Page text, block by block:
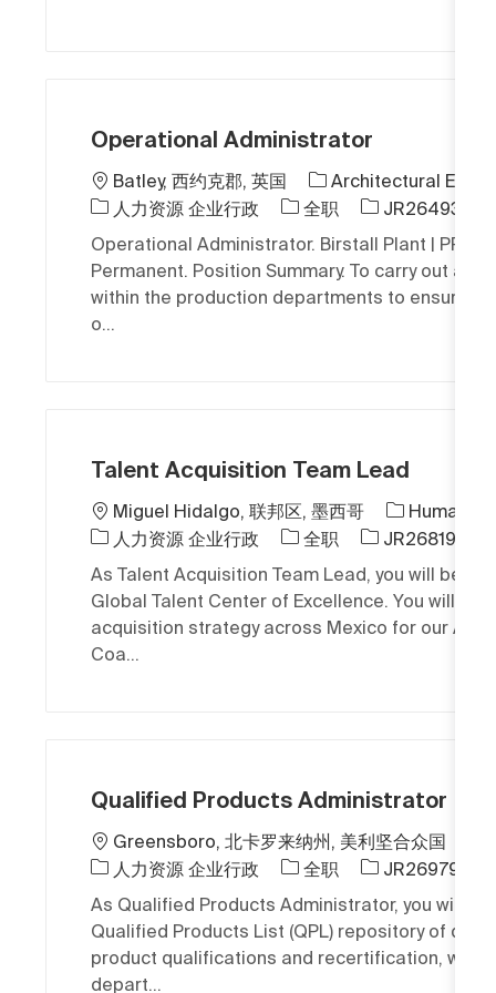
Operational Administrator
位置Batley, 西约克郡, 英国
Architectural EMEA
类别人力资源 企业行政 工作类型
全职 作业 ID
JR264935
Operational Administrator. Birstall Plant | PPG .
Permanent. Position Summary. To carry out all
within the production departments to ensure
o...
Talent Acquisition Team Lead
位置Miguel Hidalgo, 联邦区, 墨西哥
Human
类别人力资源 企业行政 工作类型
全职 作业 ID
JR268193
As Talent Acquisition Team Lead, you will be a
Global Talent Center of Excellence. You will
acquisition strategy across Mexico for our
Coa...
Qualified Products Administrator
位置Greensboro, 北卡罗来纳州, 美利坚合众国
类别人力资源 企业行政 工作类型
全职 作业 ID
JR269796
As Qualified Products Administrator, you will
Qualified Products List (QPL) repository of
product qualifications and recertification,
depart...